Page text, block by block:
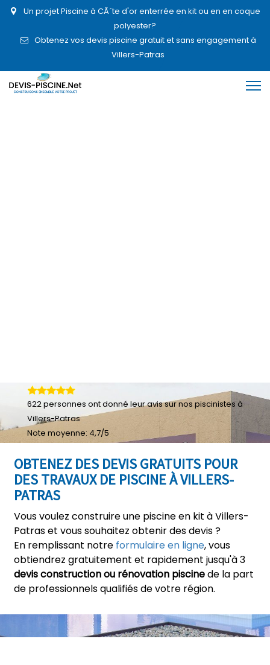
Un projet Piscine à CÃ´te d'or enterrée en kit ou en en coque
polyester?
Obtenez vos devis piscine gratuit et sans engagement à
Villers-Patras
OBTENEZ DES DEVIS GRATUITS POUR
DES TRAVAUX DE PISCINE À VILLERS-
PATRAS
Vous voulez construire une piscine en kit à Villers-
Patras et vous souhaitez obtenir des devis ?
En remplissant notre formulaire en ligne, vous
obtiendrez gratuitement et rapidement jusqu'à 3
devis construction ou rénovation piscinede la part
de professionnels qualifiés de votre région.
622personnes ont donné leuravis sur nos piscinistes à
Villers-Patras
Note moyenne: 4,7/5